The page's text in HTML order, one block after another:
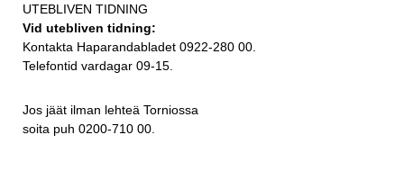
UTEBLIVEN TIDNING
Vid utebliven tidning:
Kontakta Haparandabladet 0922-280 00.
Telefontid vardagar 09-15.
Jos jäät ilman lehteä Torniossa
soita puh 0200-710 00.